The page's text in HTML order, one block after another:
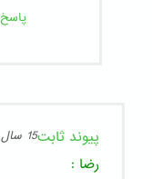
پاسخ
پیوند ثابت15 سال 9 ماه پیش
رضا :